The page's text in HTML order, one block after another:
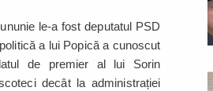
le-a fost deputatul PSD
a lui Popică a cunoscut
de premier al lui Sorin
decât la administrației